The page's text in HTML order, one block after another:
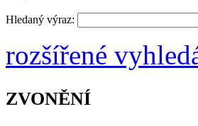
Hledaný výraz:
rozšířené
ZVONĚNÍ